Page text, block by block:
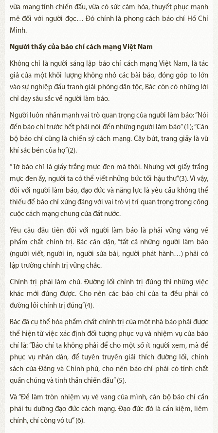
vừa mang tính chiến đấu, vừa có sức cảm hóa, thuyết phục mạnh
mẽ đối với người đọc… Đó chính là phong cách báo chí Hồ Chí
Minh.
Người thầy của báo chí cách mạng Việt Nam
Không chỉ là người sáng lập báo chí cách mạng Việt Nam, là tác
giả của một khối lượng không nhỏ các bài báo, đóng góp to lớn
vào sự nghiệp đấu tranh giải phóng dân tộc, Bác còn có những lời
chỉ dạy sâu sắc về người làm báo.
Người luôn nhấn mạnh vai trò quan trọng của người làm báo: “Nói
đến báo chí trước hết phải nói đến những người làm báo” (1); “Cán
bộ báo chí cũng là chiến sỹ cách mạng. Cây bút, trang giấy là vũ
khí sắc bén của họ”(2).
“Tờ báo chỉ là giấy trắng mực đen mà thôi. Nhưng với giấy trắng
mực đen ấy, người ta có thể viết những bức tối hậu thư”(3). Vì vậy,
đối với người làm báo, đạo đức và năng lực là yêu cầu không thể
thiếu để báo chí xứng đáng với vai trò vị trí quan trọng trong công
cuộc cách mạng chung của đất nước.
Yêu cầu đầu tiên đối với người làm báo là phải vững vàng về
phẩm chất chính trị. Bác căn dặn, “tất cả những người làm báo
(người viết, người in, người sửa bài, người phát hành…) phải có
lập trường chính trị vững chắc.
Chính trị phải làm chủ. Đường lối chính trị đúng thì những việc
khác mới đúng được. Cho nên các báo chí của ta đều phải có
đường lối chính trị đúng”(4).
Bác đã cụ thể hóa phẩm chất chính trị của một nhà báo phải được
thể hiện từ việc xác định đối tượng phục vụ và nhiệm vụ của báo
chí là: “Báo chí ta không phải để cho một số ít người xem, mà để
phục vụ nhân dân, để tuyên truyền giải thích đường lối, chính
sách của Đảng và Chính phủ, cho nên báo chí phải có tính chất
quần chúng và tinh thần chiến đấu” (5).
Và “Để làm tròn nhiệm vụ vẻ vang của mình, cán bộ báo chí cần
phải tu dưỡng đạo đức cách mạng. Đạo đức đó là cần kiệm, liêm
chính, chí công vô tư” (6).